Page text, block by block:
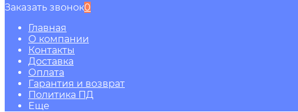
Заказать звонок0
Главная
О компании
Контакты
Доставка
Оплата
Гарантия и возврат
Политика ПД
Еще